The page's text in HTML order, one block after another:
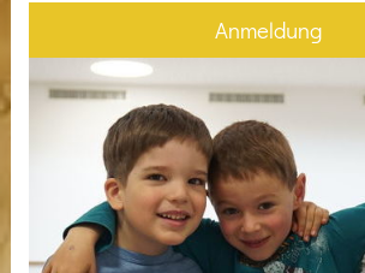
Anmeldung